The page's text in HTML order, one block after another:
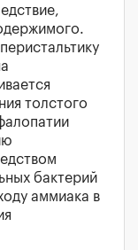
толстого
бактерий
аммиака в